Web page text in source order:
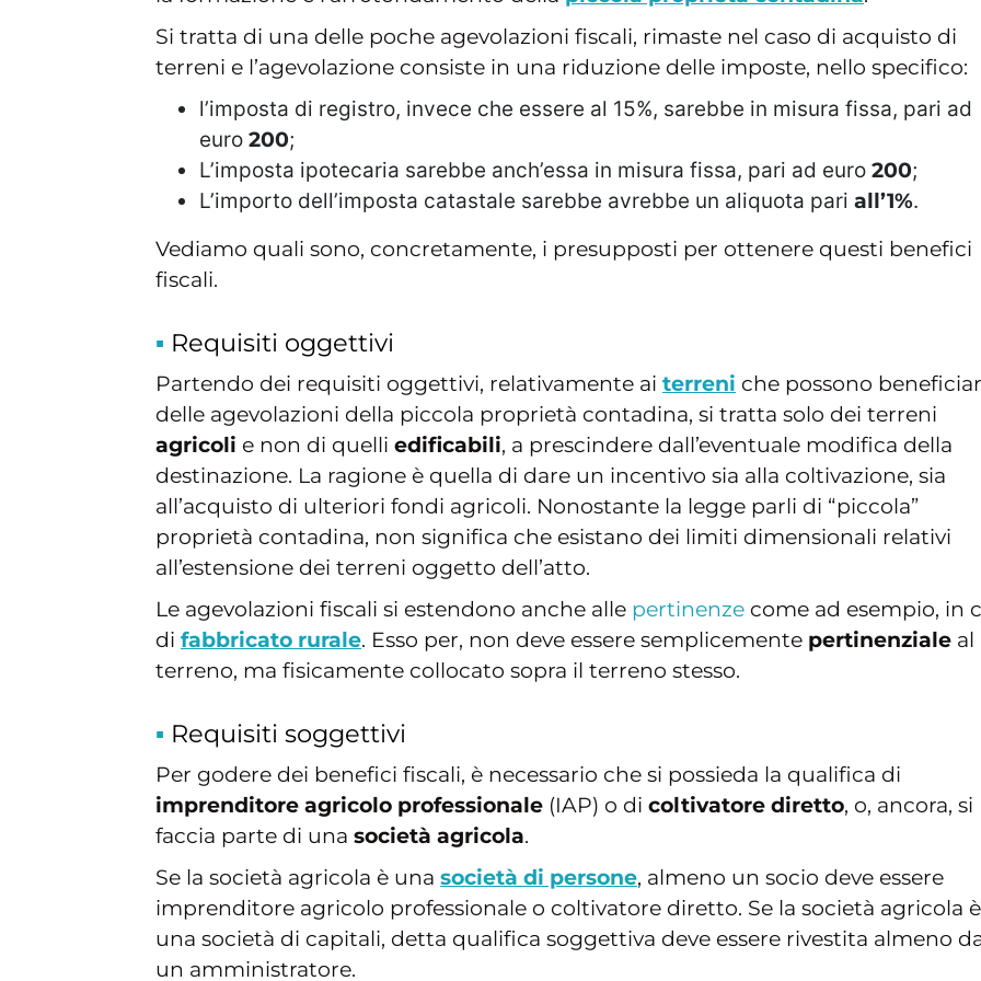
Si tratta di una delle poche agevolazioni fiscali, rimaste nel caso di acquisto di
terreni e l’agevolazione consiste in una riduzione delle imposte, nello specifico:
l’imposta di registro, invece che essere al 15%, sarebbe in misura fissa, pari ad
euro 200;
L’imposta ipotecaria sarebbe anch’essa in misura fissa, pari ad euro 200;
L’importo dell’imposta catastale sarebbe avrebbe un aliquota pari all’1%.
Vediamo quali sono, concretamente, i presupposti per ottenere questi benefici
fiscali.
Requisiti oggettivi
Partendo dei requisiti oggettivi, relativamente ai terreni che possono
delle agevolazioni della piccola proprietà contadina, si tratta solo dei terreni
agricoli e non di quelli edificabili, a prescindere dall’eventuale modifica della
destinazione. La ragione è quella di dare un incentivo sia alla coltivazione, sia
all’acquisto di ulteriori fondi agricoli. Nonostante la legge parli di “piccola”
proprietà contadina, non significa che esistano dei limiti dimensionali relativi
all’estensione dei terreni oggetto dell’atto.
Le agevolazioni fiscali si estendono anche alle pertinenze come ad esempio, in
di fabbricato rurale. Esso per, non deve essere semplicemente pertinenziale al
terreno, ma fisicamente collocato sopra il terreno stesso.
Requisiti soggettivi
Per godere dei benefici fiscali, è necessario che si possieda la qualifica di
imprenditore agricolo professionale (IAP) o di coltivatore diretto, o, ancora, si
faccia parte di una società agricola.
Se la società agricola è una società di persone, almeno un socio deve essere
imprenditore agricolo professionale o coltivatore diretto. Se la società agricola è
una società di capitali, detta qualifica soggettiva deve essere rivestita almeno
un amministratore.